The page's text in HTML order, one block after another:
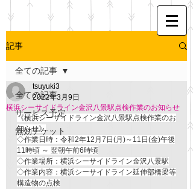
記事
全ての記事
サービス予定
無効チケット
全ての記事
横浜シーサイドライン金沢八景駅点検作業のお知らせ
tsuyuki3
2022年3月9日
《横浜シーサイドライン金沢八景駅点検作業のお
知らせ》
◇作業日時：令和2年12月7日(月)～11日(金)午後
11時頃 ～ 翌朝午前6時頃
◇作業場所：横浜シーサイドライン金沢八景駅
◇作業内容：横浜シーサイドライン延伸部橋梁等
構造物の点検